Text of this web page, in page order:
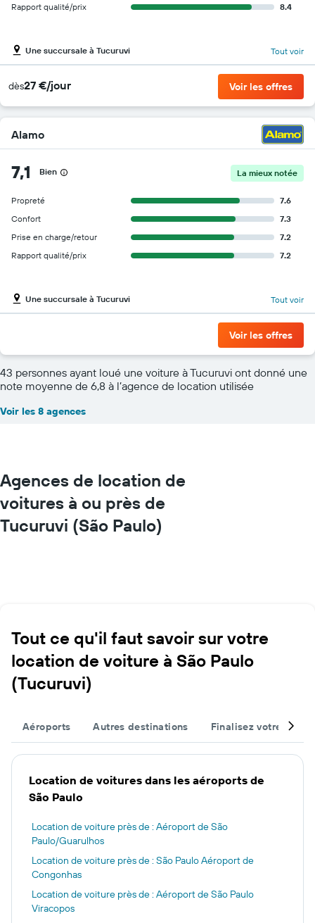
Rapport qualité/prix
8.4
Une succursale à Tucuruvi Tout voir
dès27 €/jour Voir les offres
Alamo
7,1 Bien La mieux notée
Propreté
7.6
Confort
7.3
Prise en charge/retour
7.2
Rapport qualité/prix
7.2
Une succursale à Tucuruvi Tout voir
Voir les offres
43 personnes ayant loué une voiture à Tucuruvi ont donné une
note moyenne de 6,8 à l’agence de location utilisée
Voir les 8 agences
Agences de location de
voitures à ou près de
Tucuruvi (São Paulo)
Tout ce qu'il faut savoir sur votre
location de voiture à São Paulo
(Tucuruvi)
Aéroports Autres destinations Finalisez votre
Location de voitures dans les aéroports de
São Paulo
Location de voiture près de : Aéroport de São
Paulo/Guarulhos
Location de voiture près de : São Paulo Aéroport de
Congonhas
Location de voiture près de : Aéroport de São Paulo
Viracopos